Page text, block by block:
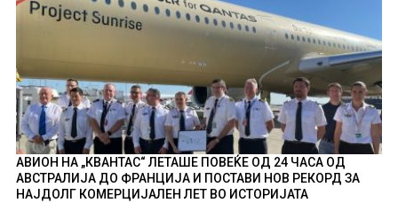
АВИОН НА „КВАНТАС“ ЛЕТАШЕ ПОВЕЌЕ ОД 24 ЧАСА ОД
АВСТРАЛИЈА ДО ФРАНЦИЈА И ПОСТАВИ НОВ РЕКОРД ЗА
НАЈДОЛГ КОМЕРЦИЈАЛЕН ЛЕТ ВО ИСТОРИЈАТА